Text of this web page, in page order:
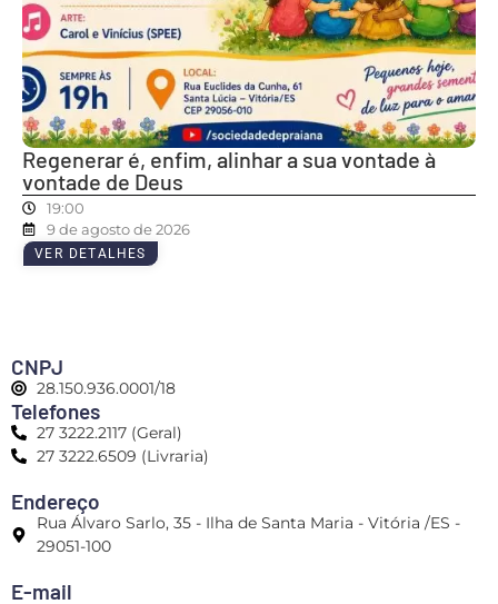
Regenerar é, enfim, alinhar a sua vontade à
vontade de Deus
19:00
9 de agosto de 2026
VER DETALHES
CNPJ
28.150.936.0001/18
Telefones
27 3222.2117 (Geral)
27 3222.6509 (Livraria)
Endereço
Rua Álvaro Sarlo, 35 - Ilha de Santa Maria - Vitória /ES -
29051-100
E-mail